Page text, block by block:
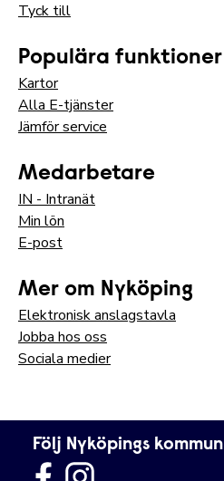
Tyck till
Populära funktioner
Kartor
Alla E-tjänster
Jämför service
Medarbetare
IN - Intranät
Min lön
E-post
Mer om Nyköping
Elektronisk anslagstavla
Jobba hos oss
Sociala medier
Följ Nyköpings kommun